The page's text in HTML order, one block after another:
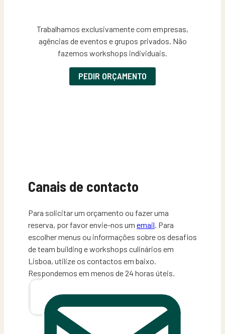
Trabalhamos exclusivamente com empresas,
agências de eventos e grupos privados. Não
fazemos workshops individuais.
PEDIR ORÇAMENTO
Canais de contacto
Para solicitar um orçamento ou fazer uma
reserva, por favor envie-nos um email. Para
escolher menus ou informações sobre os desafios
de team building e workshops culinários em
Lisboa, utilize os contactos em baixo.
Respondemos em menos de 24 horas úteis.